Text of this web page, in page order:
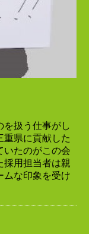
を扱う仕事がし
重県に貢献した
いたのがこの会
採用担当者は親
ムな印象を受け